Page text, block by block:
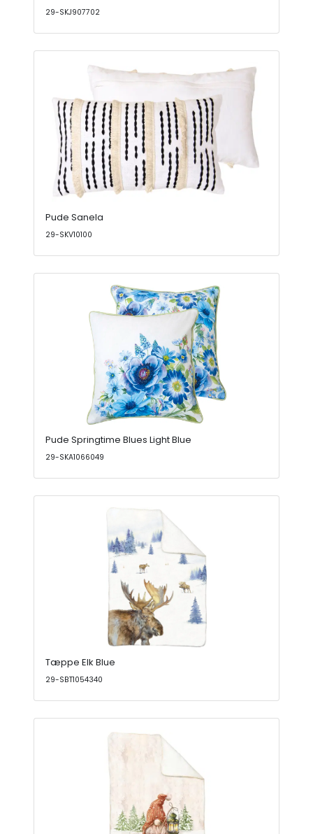
29-SKJ907702
Pude Sanela
29-SKV10100
Pude Springtime Blues Light Blue
29-SKA1066049
Tæppe Elk Blue
29-SBT1054340